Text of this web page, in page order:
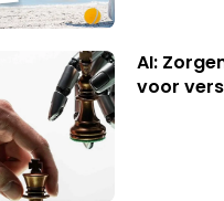
AI:
voor